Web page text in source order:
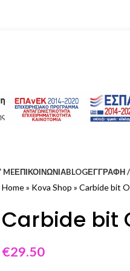
MEΕΠΙΚΟΙΝΩΝΊΑBLOGΕΓΓΡΑΦΉ
Home» Kova Shop » Carbide bit
Carbide bit
€29.50